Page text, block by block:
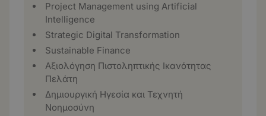
Project Management using Artificial
Intelligence
Strategic Digital Transformation
Sustainable Finance
Αξιολόγηση Πιστοληπτικής Ικανότητας
Πελάτη
Δημιουργική Ηγεσία και Τεχνητή
Νοημοσύνη